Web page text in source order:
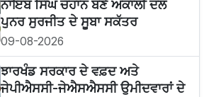
ਨਾਇਬ ਸਿੰਘ ਚੌਹਾਨ ਬਣੇ ਅਕਾਲੀ ਦਲ
ਪੁਨਰ ਸੁਰਜੀਤ ਦੇ ਸੂਬਾ ਸਕੱਤਰ
09-08-2026
ਝਾਰਖੰਡ ਸਰਕਾਰ ਦੇ ਵਫ਼ਦ ਅਤੇ
ਜੇਪੀਐਸਸੀ-ਜੇਐਸਐਸਸੀ ਉਮੀਦਵਾਰਾਂ ਦੇ